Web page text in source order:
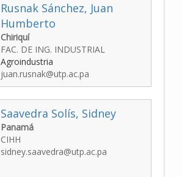
Rusnak Sánchez, Juan
Humberto
Chiriquí
FAC. DE ING. INDUSTRIAL
Agroindustria
juan.rusnak@utp.ac.pa
Saavedra Solís, Sidney
Panamá
CIHH
sidney.saavedra@utp.ac.pa